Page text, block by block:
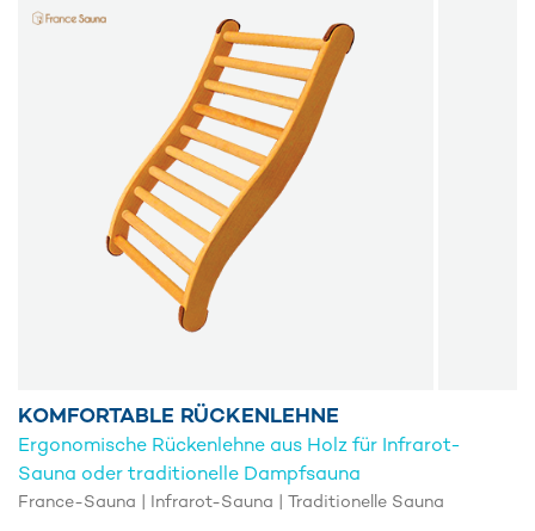
KOMFORTABLE RÜCKENLEHNE
Ergonomische Rückenlehne aus Holz für Infrarot-
Sauna oder traditionelle Dampfsauna
France-Sauna | Infrarot-Sauna | Traditionelle Sauna